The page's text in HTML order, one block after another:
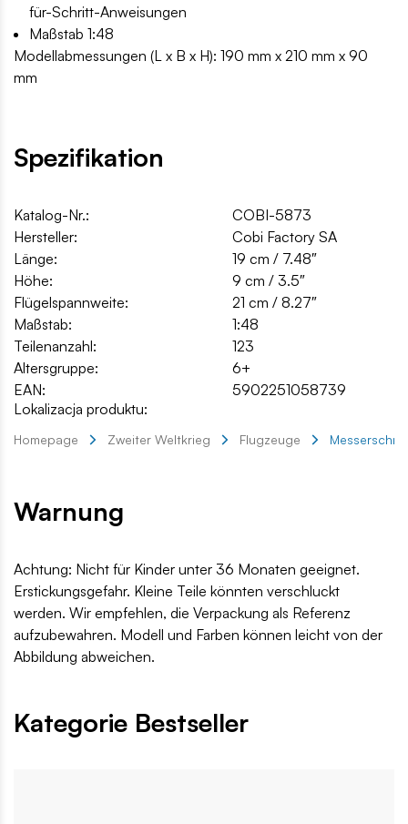
für-Schritt-Anweisungen
Maßstab 1:48
Modellabmessungen (L x B x H): 190 mm x 210 mm x 90
mm
Spezifikation
Katalog-Nr.:
COBI-5873
Hersteller:
Cobi Factory SA
Länge:
19 cm / 7.48″
Höhe:
9 cm / 3.5″
Flügelspannweite:
21 cm / 8.27″
Maßstab:
1:48
Teilenanzahl:
123
Altersgruppe:
6+
EAN:
5902251058739
Lokalizacja produktu:
Homepage Zweiter Weltkrieg Flugzeuge
Warnung
Achtung: Nicht für Kinder unter 36 Monaten geeignet.
Erstickungsgefahr. Kleine Teile könnten verschluckt
werden. Wir empfehlen, die Verpackung als Referenz
aufzubewahren. Modell und Farben können leicht von der
Abbildung abweichen.
Kategorie Bestseller